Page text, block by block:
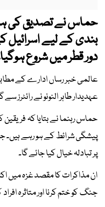
حماس نے تصدیق کی
بندی کے لیے اسرائیل
دور قطر میں شروع
عالمی خبر رساں ادارے کے
عہدیدار طاہر النونو نے رائٹرز
حماس رہنما نے بتایا کہ
پیشگی شرائط کے ہو رہے
پر تبادلہ خیال کیا جائے گا۔
جنگ کو ختم کرنا اور متاثرہ